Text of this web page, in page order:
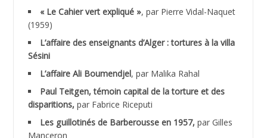
ACHACHE M.*
ACHLAF Ali
ADALMI
ADANE Ramdane *
« Le Cahier vert expliqué », par Pierre Vidal-Naquet
(1959)
L’affaire des enseignants d’Alger : tortures à la villa
Sésini
L’affaire Ali Boumendjel, par Malika Rahal
Paul Teitgen, témoin capital de la torture et des
disparitions, par Fabrice Riceputi
Les guillotinés de Barberousse en 1957, par Gilles
Manceron